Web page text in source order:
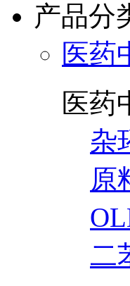
产品分
医药
医药
杂
原
二